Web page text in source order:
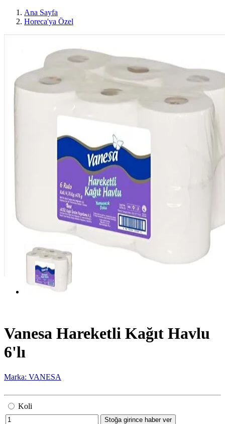
Ana Sayfa
Horeca'ya Özel
Vanesa Hareketli Kağıt Havlu
6'lı
Marka: VANESA
Koli
Stoğa girince haber ver